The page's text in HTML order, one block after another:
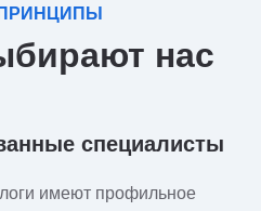
нас
специалисты
имеют профильное